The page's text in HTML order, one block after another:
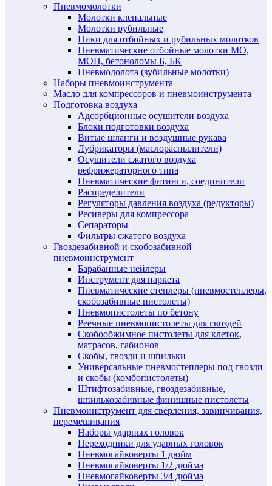
Пневмомолотки
Молотки клепальные
Молотки рубильные
Пики для отбойных и рубильных молотков
Пневматические отбойные молотки МО,
МОП, бетоноломы Б, БК
Пневмодолота (зубильные молотки)
Наборы пневмоинструмента
Масло для компрессоров и пневмоинструмента
Подготовка воздуха
Адсорбционные осушители воздуха
Блоки подготовки воздуха
Витые шланги и воздушные рукава
Лубрикаторы (маслораспылители)
Осушители сжатого воздуха
рефрижераторного типа
Пневматические фитинги, соединители
Распределители
Регуляторы давления воздуха (редукторы)
Ресиверы для компрессора
Сепараторы
Фильтры сжатого воздуха
Гвоздезабивной и скобозабивной
пневмоинструмент
Барабанные нейлеры
Инструмент для паркета
Пневматические степлеры (пневмостеплеры,
скобозабивные пистолеты)
Пневмопистолеты по бетону
Реечные пневмопистолеты для гвоздей
Скобообжимное пистолеты для клеток,
матрасов, габионов
Скобы, гвозди и шпильки
Универсальные пневмостеплеры под гвозди
и скобы (комбопистолеты)
Штифтозабивные, гвоздезабивные,
шпилькозабивные финишные пистолеты
Пневмоинструмент для сверления, завинчивания,
перемешивания
Наборы ударных головок
Переходники для ударных головок
Пневмогайковерты 1 дюйм
Пневмогайковерты 1/2 дюйма
Пневмогайковерты 3/4 дюйма